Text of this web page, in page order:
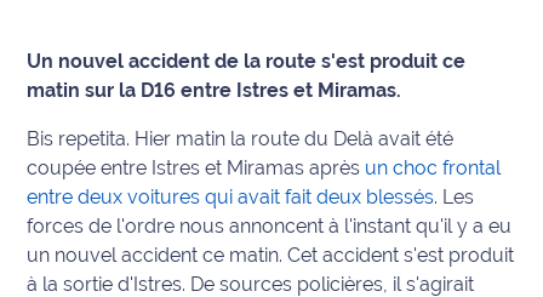
Économie
Éducation
Emploi
Environnement
Un nouvel accident de la route s'est produit ce
matin sur la D16 entre Istres et Miramas.
Bis repetita. Hier matin la route du Delà avait été
coupée entre Istres et Miramas après un choc frontal
entre deux voitures qui avait fait deux blessés. Les
forces de l'ordre nous annoncent à l'instant qu'il y a eu
un nouvel accident ce matin. Cet accident s'est produit
à la sortie d'Istres. De sources policières, il s'agirait